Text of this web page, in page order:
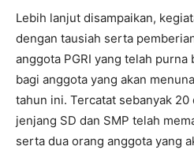
Lebih lanjut disampaikan,
dengan tausiah serta
anggota PGRI yang telah
bagi anggota yang akan
tahun ini. Tercatat sebanyak 20
jenjang SD dan SMP telah
serta dua orang anggota yang